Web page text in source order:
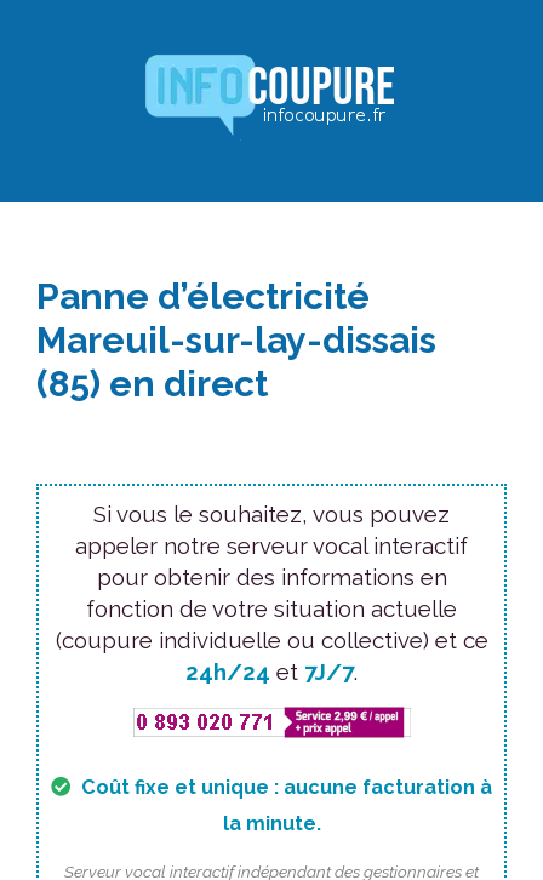
Panne d’électricité
Mareuil-sur-lay-dissais
(85) en direct
Si vous le souhaitez, vous pouvez
appeler notre serveur vocal interactif
pour obtenir des informations en
fonction de votre situation actuelle
(coupure individuelle ou collective) et ce
24h/24 et 7J/7.
Coût fixe et unique : aucune facturation à
la minute.
Serveur vocal interactif indépendant des gestionnaires et